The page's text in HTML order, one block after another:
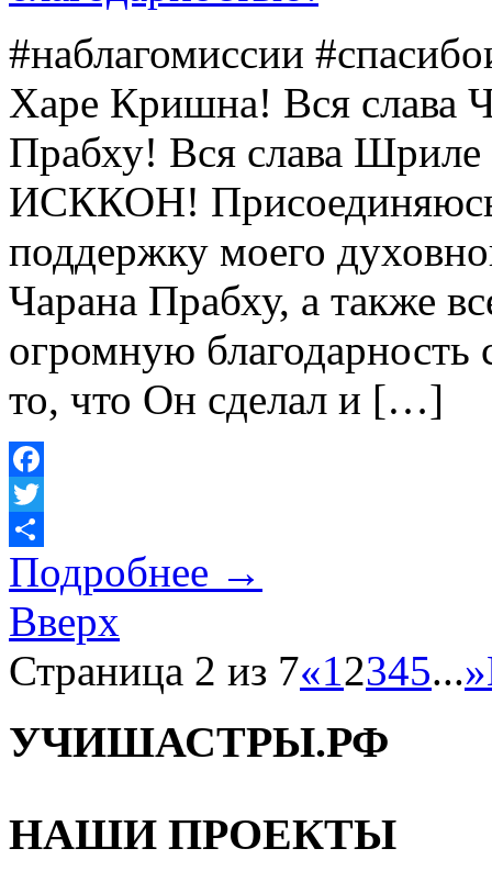
#наблагомиссии
Харе Кришна! Вся слава
Прабху! Вся слава Шриле
ИСККОН!
поддержку моего
Чарана Прабху, а также
огромную
то, что Он сделал и […]
Facebook
Twitter
Отправить
Подробнее →
Вверх
Страница 2 из 7«12345...»
УЧИШАСТРЫ.РФ
НАШИ ПРОЕКТЫ